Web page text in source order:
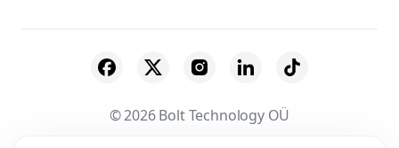
© 2026 Bolt Technology OÜ